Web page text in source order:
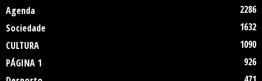
Agenda
2286
Sociedade
1632
CULTURA
1090
PÁGINA 1
926